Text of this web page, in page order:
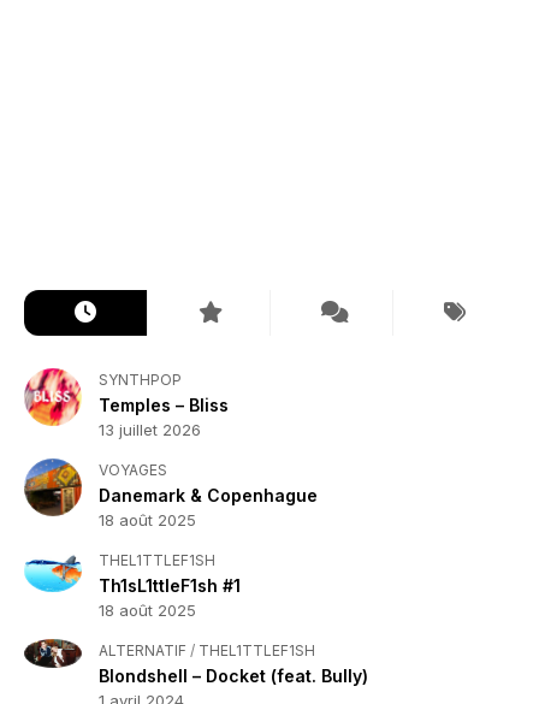
SYNTHPOP
Temples – Bliss
13 juillet 2026
VOYAGES
Danemark & Copenhague
18 août 2025
THEL1TTLEF1SH
Th1sL1ttleF1sh #1
18 août 2025
ALTERNATIF / THEL1TTLEF1SH
Blondshell – Docket (feat. Bully)